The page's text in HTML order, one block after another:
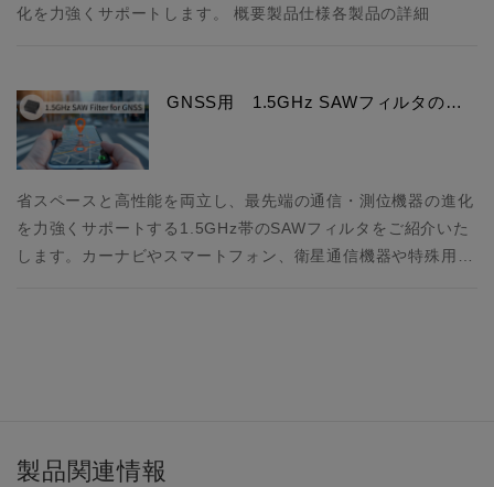
化を力強くサポートします。 概要製品仕様各製品の詳細
GNSS用 1.5GHz SAWフィルタの…
省スペースと高性能を両立し、最先端の通信・測位機器の進化
を力強くサポートする1.5GHz帯のSAWフィルタをご紹介いた
します。カーナビやスマートフォン、衛星通信機器や特殊用…
製品関連情報